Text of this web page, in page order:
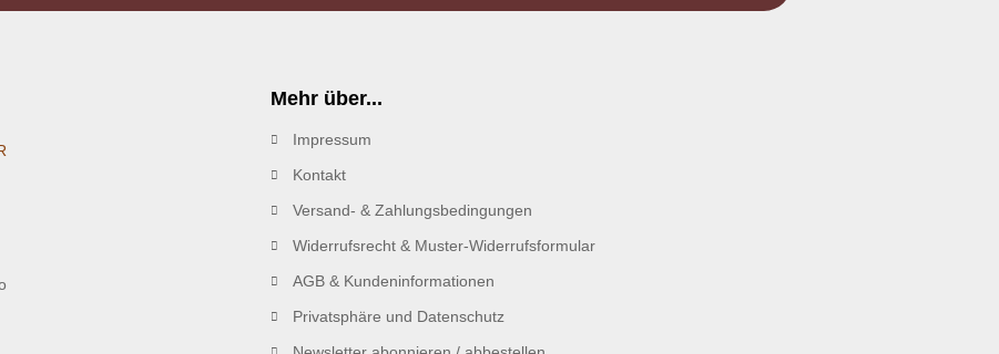
Mehr über...
Impressum
Kontakt
Versand- & Zahlungsbedingungen
Widerrufsrecht & Muster-Widerrufsformular
AGB & Kundeninformationen
Privatsphäre und Datenschutz